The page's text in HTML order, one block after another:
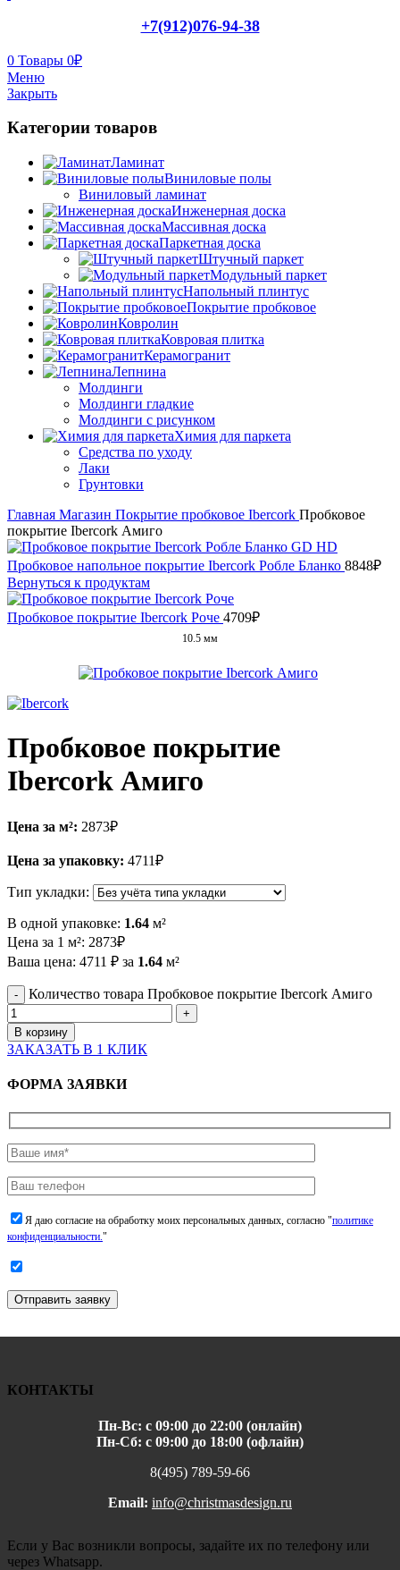
+7(912)076-94-38
0 Товары 0₽
Меню
Закрыть
Категории товаров
Ламинат
Виниловые полы
Виниловый ламинат
Инженерная доска
Массивная доска
Паркетная доска
Штучный паркет
Модульный паркет
Напольный плинтус
Покрытие пробковое
Ковролин
Ковровая плитка
Керамогранит
Лепнина
Молдинги
Молдинги гладкие
Молдинги с рисунком
Химия для паркета
Средства по уходу
Лаки
Грунтовки
Главная Магазин Покрытие пробковое Ibercork Пробковое
покрытие Ibercork Амиго
Пробковое напольное покрытие Ibercork Робле Бланко 8848₽
Вернуться к продуктам
Пробковое покрытие Ibercork Роче 4709₽
10.5 мм
Пробковое покрытие
Ibercork Амиго
Цена за м²: 2873₽
Цена за упаковку: 4711₽
Тип укладки:
В одной упаковке: 1.64 м²
Цена за 1 м²: 2873₽
Ваша цена: 4711 ₽ за 1.64 м²
Количество товара Пробковое покрытие Ibercork Амиго
В корзину
ЗАКАЗАТЬ В 1 КЛИК
ФОРМА ЗАЯВКИ
Я даю согласие на обработку моих персональных данных, согласно "политике
конфиденциальности."
Отправить заявку
КОНТАКТЫ
Пн-Вс: с 09:00 до 22:00 (онлайн)
Пн-Сб: с 09:00 до 18:00 (офлайн)
8(495) 789-59-66
Email: info@christmasdesign.ru
Если у Вас возникли вопросы, задайте их по телефону или
через Whatsapp.